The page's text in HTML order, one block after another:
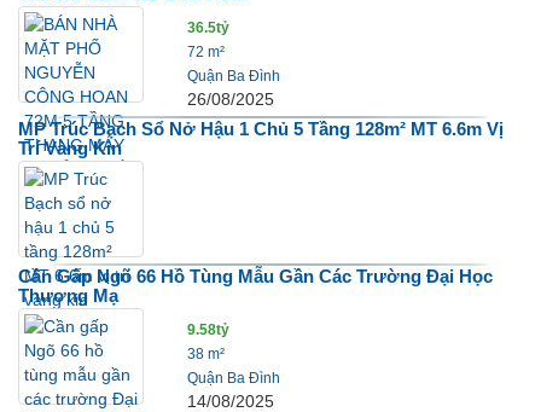
36.5tỷ
72 m²
Quận Ba Đình
26/08/2025
MP Trúc Bạch Sổ Nở Hậu 1 Chủ 5 Tầng 128m² MT 6.6m Vị
Trí Vàng Kin
Cần Gấp Ngõ 66 Hồ Tùng Mẫu Gần Các Trường Đại Học
Thương Mạ
9.58tỷ
38 m²
Quận Ba Đình
14/08/2025